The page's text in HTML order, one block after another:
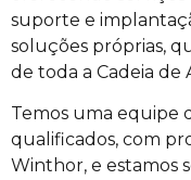
suporte e
soluções próprias,
de toda a Cadeia de
Temos uma equipe
qualificados, com
Winthor, e estamos